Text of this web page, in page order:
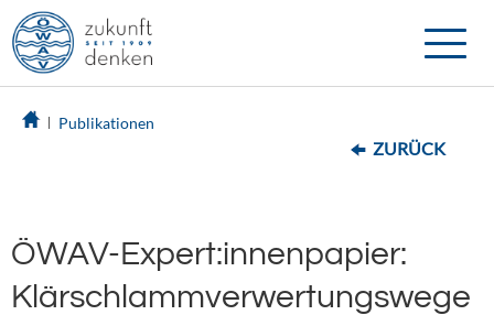
Toggle
Publikationen
ZURÜCK
ÖWAV-Expert:innenpapier:
Klärschlammverwertungswege